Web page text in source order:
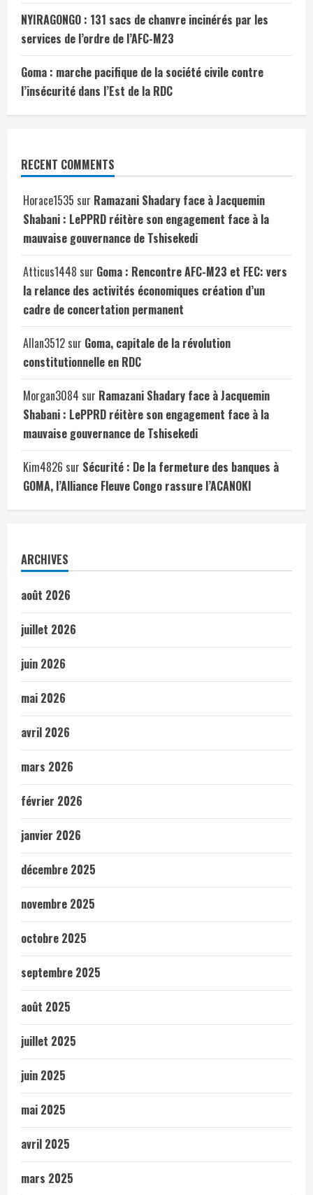
NYIRAGONGO : 131 sacs de chanvre incinérés par les
services de l’ordre de l’AFC-M23
Goma : marche pacifique de la société civile contre
l’insécurité dans l’Est de la RDC
RECENT COMMENTS
Horace1535 sur Ramazani Shadary face à Jacquemin
Shabani : LePPRD réitère son engagement face à la
mauvaise gouvernance de Tshisekedi
Atticus1448 sur Goma : Rencontre AFC-M23 et FEC: vers
la relance des activités économiques création d’un
cadre de concertation permanent
Allan3512 sur Goma, capitale de la révolution
constitutionnelle en RDC
Morgan3084 sur Ramazani Shadary face à Jacquemin
Shabani : LePPRD réitère son engagement face à la
mauvaise gouvernance de Tshisekedi
Kim4826 sur Sécurité : De la fermeture des banques à
GOMA, l’Alliance Fleuve Congo rassure l’ACANOKI
ARCHIVES
août 2026
juillet 2026
juin 2026
mai 2026
avril 2026
mars 2026
février 2026
janvier 2026
décembre 2025
novembre 2025
octobre 2025
septembre 2025
août 2025
juillet 2025
juin 2025
mai 2025
avril 2025
mars 2025